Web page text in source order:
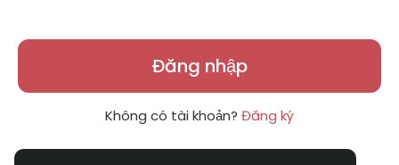
Đăng nhập
Không có tài khoản? Đăng ký